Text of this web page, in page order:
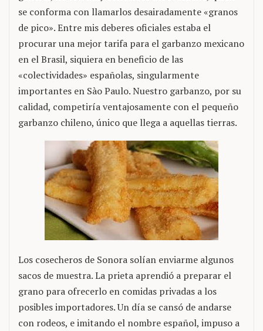
se conforma con llamarlos desairadamente «granos
de pico». Entre mis deberes oficiales estaba el
procurar una mejor tarifa para el garbanzo mexicano
en el Brasil, siquiera en beneficio de las
«colectividades» españolas, singularmente
importantes en Sào Paulo. Nuestro garbanzo, por su
calidad, competiría ventajosamente con el pequeño
garbanzo chileno, único que llega a aquellas tierras.
Los cosecheros de Sonora solían enviarme algunos
sacos de muestra. La prieta aprendió a preparar el
grano para ofrecerlo en comidas privadas a los
posibles importadores. Un día se cansó de andarse
con rodeos, e imitando el nombre español, impuso a